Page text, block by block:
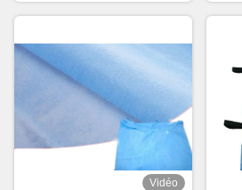
Vidéo